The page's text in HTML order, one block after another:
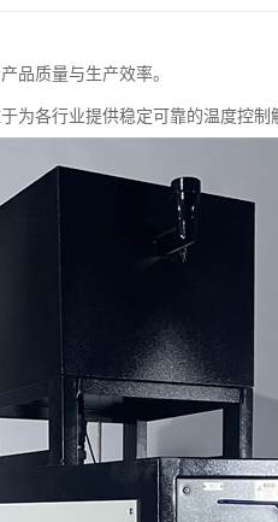
品质量与生产效率。
为各行业提供稳定可靠的温度控制